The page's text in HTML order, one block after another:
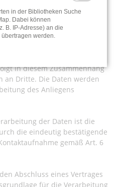
die bereitgestellte E-Mail-
diesem Fall werden die mit
Daten des
in diesem Zusammenhang
an Dritte. Die Daten werden
des Anliegens
der Daten ist die
die eindeutig bestätigende
gemäß Art. 6
Abschluss eines Vertrages
für die Verarbeitung
in der Bibliotheken Suche
Dabei können
B. IP-Adresse) an die
werden.